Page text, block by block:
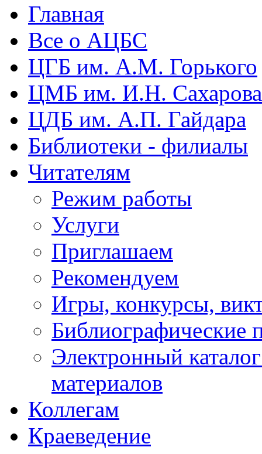
Главная
Все о АЦБС
ЦГБ им. А.М. Горького
ЦМБ им. И.Н. Сахарова
ЦДБ им. А.П. Гайдара
Библиотеки - филиалы
Читателям
Режим работы
Услуги
Приглашаем
Рекомендуем
Игры, конкурсы,
Библиографические
Электронный
материалов
Коллегам
Краеведение